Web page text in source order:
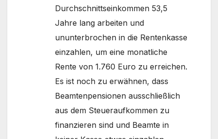
Durchschnittseinkommen 53,5
Jahre lang arbeiten und
ununterbrochen in die Rentenkasse
einzahlen, um eine monatliche
Rente von 1.760 Euro zu erreichen.
Es ist noch zu erwähnen, dass
Beamtenpensionen ausschließlich
aus dem Steueraufkommen zu
finanzieren sind und Beamte in